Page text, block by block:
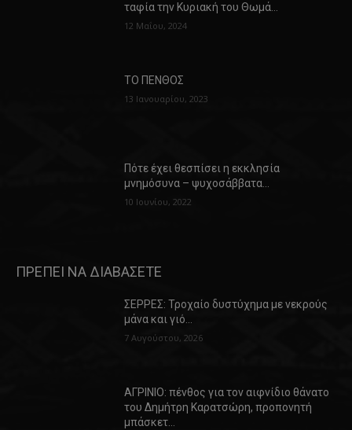
ταφία την Κυριακή του Θωμά…
12 Μαΐου, 2024
ΤΟ ΠΕΝΘΟΣ
13 Ιανουαρίου, 2023
Πότε έχει θεσπίσει η εκκλησία
μνημόσυνα – ψυχοσάββατα…
10 Ιουνίου, 2022
ΠΡΕΠΕΙ ΝΑ ΔΙΑΒΑΣΕΤΕ
ΣΕΡΡΕΣ: Τροχαίο δυστύχημα με νεκρούς
μάνα και γιό…
7 Αυγούστου, 2026
ΑΓΡΙΝΙΟ: πένθος για τον αιφνίδιο θάνατο
του Δημήτρη Καρατσώρη, προπονητή
μπάσκετ…